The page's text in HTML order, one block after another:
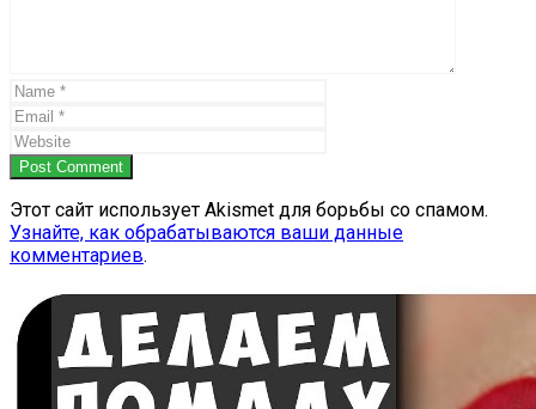
Post Comment
Этот сайт использует Akismet для борьбы со спамом.
Узнайте, как обрабатываются ваши данные
комментариев.